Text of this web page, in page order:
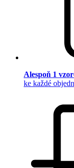
Alespoň 1
ke každé